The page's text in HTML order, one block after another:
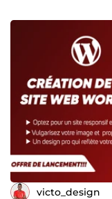
victo_design